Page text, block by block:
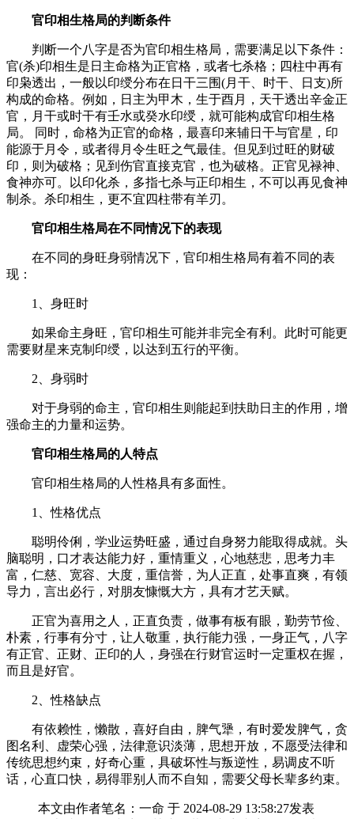
官印相生格局的判断条件
判断一个八字是否为官印相生格局，需要满足以下条件：
官(杀)印相生是日主命格为正官格，或者七杀格；四柱中再有
印枭透出，一般以印绶分布在日干三围(月干、时干、日支)所
构成的命格。例如，日主为甲木，生于酉月，天干透出辛金正
官，月干或时干有壬水或癸水印绶，就可能构成官印相生格
局。 同时，命格为正官的命格，最喜印来辅日干与官星，印
能源于月令，或者得月令生旺之气最佳。但见到过旺的财破
印，则为破格；见到伤官直接克官，也为破格。正官见禄神、
食神亦可。以印化杀，多指七杀与正印相生，不可以再见食神
制杀。杀印相生，更不宜四柱带有羊刃。
官印相生格局在不同情况下的表现
在不同的身旺身弱情况下，官印相生格局有着不同的表
现：
1、身旺时
如果命主身旺，官印相生可能并非完全有利。此时可能更
需要财星来克制印绶，以达到五行的平衡。
2、身弱时
对于身弱的命主，官印相生则能起到扶助日主的作用，增
强命主的力量和运势。
官印相生格局的人特点
官印相生格局的人性格具有多面性。
1、性格优点
聪明伶俐，学业运势旺盛，通过自身努力能取得成就。头
脑聪明，口才表达能力好，重情重义，心地慈悲，思考力丰
富，仁慈、宽容、大度，重信誉，为人正直，处事直爽，有领
导力，言出必行，对朋友慷慨大方，具有才艺天赋。
正官为喜用之人，正直负责，做事有板有眼，勤劳节俭、
朴素，行事有分寸，让人敬重，执行能力强，一身正气，八字
有正官、正财、正印的人，身强在行财官运时一定重权在握，
而且是好官。
2、性格缺点
有依赖性，懒散，喜好自由，脾气犟，有时爱发脾气，贪
图名利、虚荣心强，法律意识淡薄，思想开放，不愿受法律和
传统思想约束，好奇心重，具破坏性与叛逆性，易调皮不听
话，心直口快，易得罪别人而不自知，需要父母长辈多约束。
本文由作者笔名：一命 于 2024-08-29 13:58:27发表